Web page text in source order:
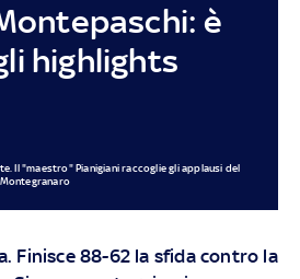
è
highlights
Il "maestro" Pianigiani raccoglie gli applausi del
Finisce 88-62 la sfida contro la